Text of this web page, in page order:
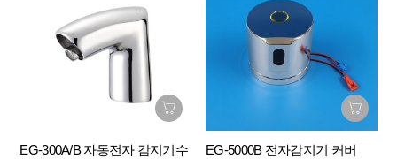
EG-300A/B 자동전자 감지기수
EG-5000B 전자감지기 커버